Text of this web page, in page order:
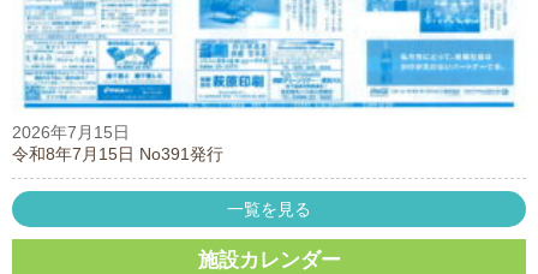
2026年7月15日
令和8年7月15日 No391発行
一覧を見る
施設カレンダー